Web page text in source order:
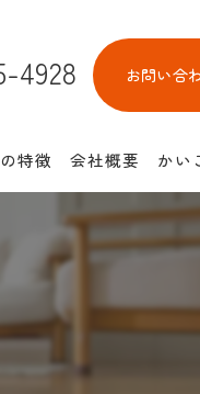
4928 お問い合
特徴
護付き有料老人ホーム
ビス付き高齢者向け住宅
会社概要 かい